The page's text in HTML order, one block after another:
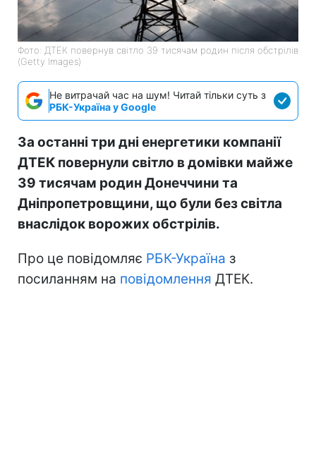
Фото: ДТЕК повернув світло 39 тисячам родин після обстрілів
(Getty Images)
Не витрачай час на шум! Читай тільки суть з
РБК-Україна у Google
За останні три дні енергетики компанії
ДТЕК повернули світло в домівки майже
39 тисячам родин Донеччини та
Дніпропетровщини, що були без світла
внаслідок ворожих обстрілів.
Про це повідомляє РБК-Україна з
посиланням на повідомлення ДТЕК.